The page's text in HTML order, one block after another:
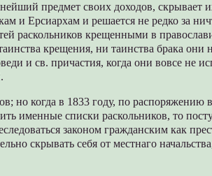
предмет своих доходов, скрывает
и Ерсиархам и решается не редко за
раскольников крещенными в
крещения, ни таинства брака они
и св. причастия, когда они вовсе не
но когда в 1833 году, по распоряжению
именные списки раскольников, то
законом гражданским как
скрывать себя от местнаго